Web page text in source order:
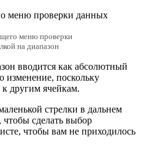
меню проверки
на диапазон
вводится как абсолютный
изменение, поскольку
другим ячейкам.
стрелки в дальнем
сделать выбор
чтобы вам не приходилось